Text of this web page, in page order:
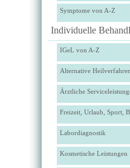
Symptome von A-Z
Individuelle
IGeL von A-Z
Alternative Heilverfahren
Ärztliche
Freizeit, Urlaub, Sport,
Labordiagnostik
Kosmetische Leistungen